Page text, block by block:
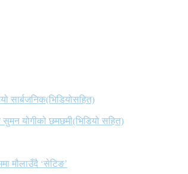
सार्बजनिक(भिडियोसहित)
सुमन योगीको छमछमी(भिडियो सहित)
मौलाउँदै ‘सेटिङ’